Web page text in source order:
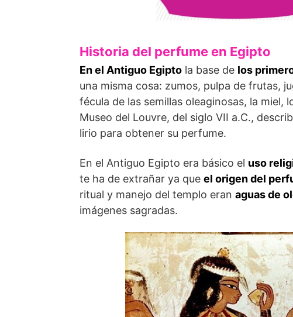
Historia del perfume en Egipto
En el Antiguo Egipto la base de los
una misma cosa: zumos, pulpa de frutas,
fécula de las semillas oleaginosas, la miel,
Museo del Louvre, del siglo VII a.C.,
lirio para obtener su perfume.
En el Antiguo Egipto era básico el uso
te ha de extrañar ya que el origen del
ritual y manejo del templo eran aguas de
imágenes sagradas.